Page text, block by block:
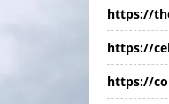
https://
https://
https://